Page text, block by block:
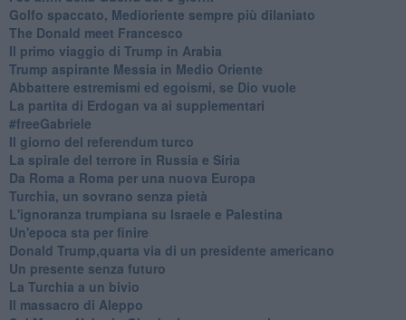
Golfo spaccato, Medioriente sempre più dilaniato
The Donald meet Francesco
Il primo viaggio di Trump in Arabia
Trump aspirante Messia in Medio Oriente
Abbattere estremismi ed egoismi, se Dio vuole
La partita di Erdogan va ai supplementari
#freeGabriele
Il giorno del referendum turco
La spirale del terrore in Russia e Siria
Da Roma a Roma per una nuova Europa
Turchia, un sovrano senza pietà
L'ignoranza trumpiana su Israele e Palestina
Un'epoca sta per finire
Donald Trump,quarta via di un presidente americano
Un presente senza futuro
La Turchia a un bivio
Il massacro di Aleppo